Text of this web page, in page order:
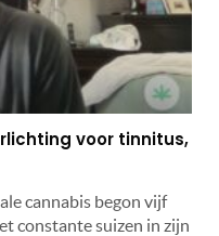
voor tinnitus,
cannabis begon vijf
constante suizen in zijn